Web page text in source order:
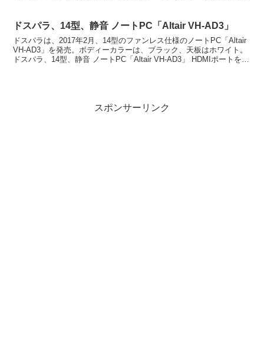
ドスパラ、14型、静音 ノートPC「Altair VH-AD3」
ドスパラは、2017年2月、14型のファンレス仕様のノートPC「Altair
VH-AD3」を発売。ボディーカラーは、ブラック、天板はホワイト。
ドスパラ、14型、静音 ノートPC「Altair VH-AD3」 HDMIポートを搭
スポンサーリンク